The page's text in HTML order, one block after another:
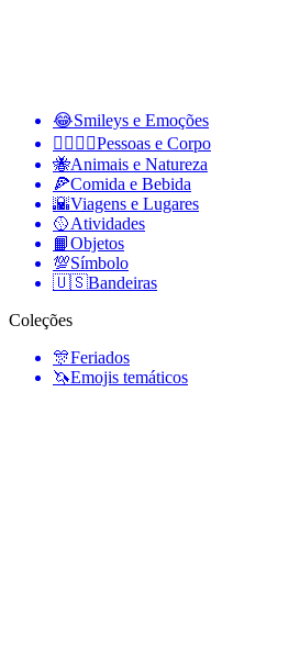
😂Smileys e Emoções
👩‍❤️‍💋‍👨Pessoas e Corpo
🐝Animais e Natureza
🍕Comida e Bebida
🌇Viagens e Lugares
🥎Atividades
📙Objetos
💯Símbolo
🇺🇸Bandeiras
Coleções
🎊Feriados
🦄Emojis temáticos